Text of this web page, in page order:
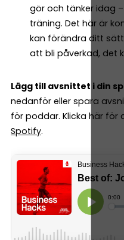
gör och tänker idag
träning. Det här är
kan förändra ditt
att bli påverkad, det
Lägg till avsnittet i din
nedanför eller spara
för poddar. Klicka här för
Spotify.